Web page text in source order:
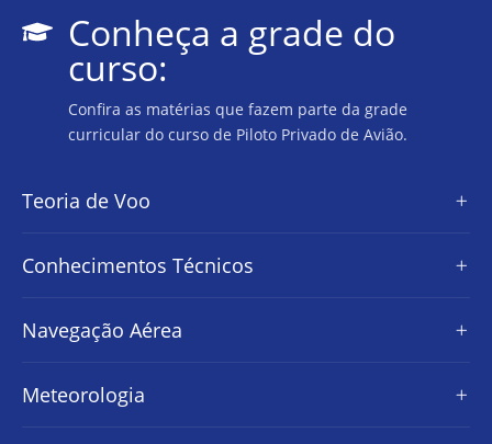
Conheça a grade do
curso:
Confira as matérias que fazem parte da grade
curricular do curso de Piloto Privado de Avião.
Teoria de Voo
Conhecimentos Técnicos
Navegação Aérea
Meteorologia